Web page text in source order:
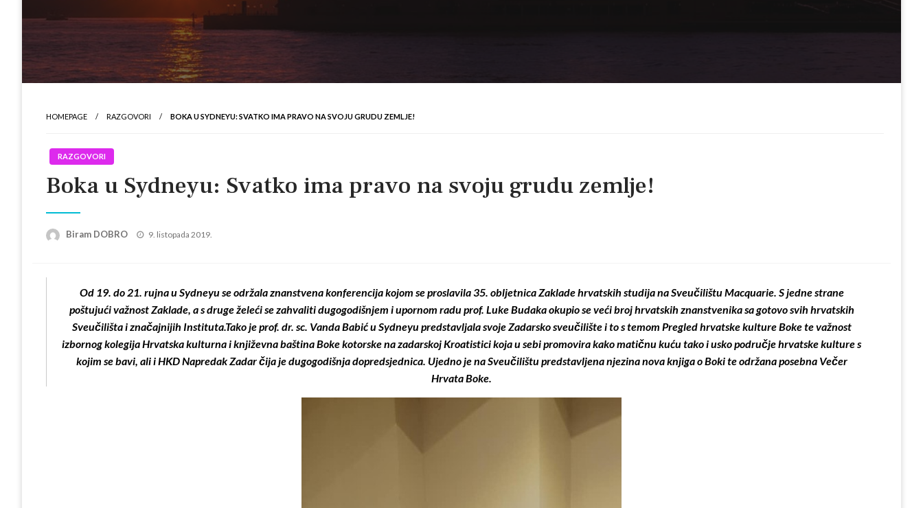
HOMEPAGE RAZGOVORI BOKA U SYDNEYU: SVATKO IMA PRAVO NA SVOJU GRUDU ZEMLJE!
RAZGOVORI
Boka u Sydneyu: Svatko ima pravo na svoju grudu zemlje!
Biram DOBRO
Posted
9. listopada 2019.
Od 19. do 21. rujna u Sydneyu se održala znanstvena konferencija kojom se proslavila 35. obljetnica Zaklade hrvatskih studija na Sveučilištu Macquarie. S jedne strane
poštujući važnost Zaklade, a s druge želeći se zahvaliti dugogodišnjem i upornom radu prof. Luke Budaka okupio se veći broj hrvatskih znanstvenika sa gotovo svih hrvatskih
Sveučilišta i značajnijih Instituta.Tako je prof. dr. sc. Vanda Babić u Sydneyu predstavljala svoje Zadarsko sveučilište i to s temom Pregled hrvatske kulture Boke te važnost
izbornog kolegija Hrvatska kulturna i književna baština Boke kotorske na zadarskoj Kroatistici koja u sebi promovira kako matičnu kuću tako i usko područje hrvatske kulture s
kojim se bavi, ali i HKD Napredak Zadar čija je dugogodišnja dopredsjednica. Ujedno je na Sveučilištu predstavljena njezina nova knjiga o Boki te održana posebna Večer
Hrvata Boke.